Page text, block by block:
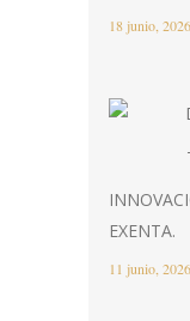
18 junio, 2026
EXENTA.
11 junio, 2026